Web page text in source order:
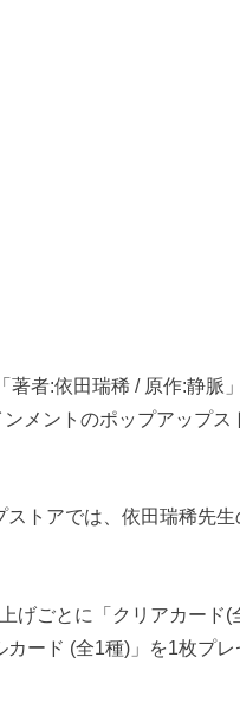
著者:依田瑞稀 / 原作:静脈
メントのポップアップ
ストアでは、依田瑞稀先
げごとに「クリアカード
ード (全1種)」を1枚プレ